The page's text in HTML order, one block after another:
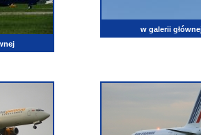
w galerii